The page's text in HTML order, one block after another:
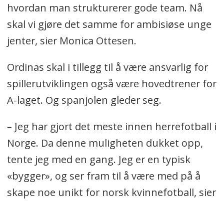
hvordan man strukturerer gode team. Nå
skal vi gjøre det samme for ambisiøse unge
jenter, sier Monica Ottesen.
Ordinas skal i tillegg til å være ansvarlig for
spillerutviklingen også være hovedtrener for
A-laget. Og spanjolen gleder seg.
– Jeg har gjort det meste innen herrefotball i
Norge. Da denne muligheten dukket opp,
tente jeg med en gang. Jeg er en typisk
«bygger», og ser fram til å være med på å
skape noe unikt for norsk kvinnefotball, sier